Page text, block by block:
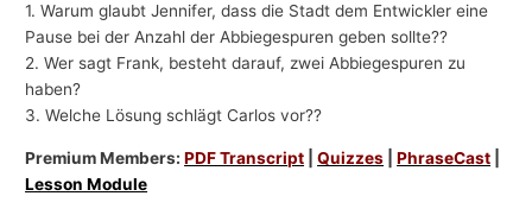
1. Warum glaubt Jennifer, dass die Stadt dem Entwickler eine
Pause bei der Anzahl der Abbiegespuren geben sollte??
2. Wer sagt Frank, besteht darauf, zwei Abbiegespuren zu
haben?
3. Welche Lösung schlägt Carlos vor??
Premium Members:PDF Transcript |Quizzes |PhraseCast
Lesson Module